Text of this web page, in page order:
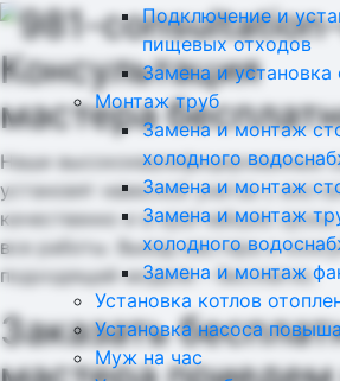
Подключение и
пищевых отходов
Замена и
Монтаж труб
Замена и монтаж
холодного
Замена и монтаж
Замена и монтаж
холодного
Замена и монтаж
Установка котлов
Установка насоса
Муж на час
Консультация
мастера
Наши высококвалифицированные
установят навесной унитаз с
качественно и в кратчайшие
все работы. Выезд мастера и
подходящей модели – бесплатно.
Заказать